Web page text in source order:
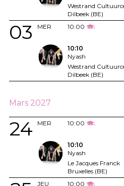
Westrand
Dilbeek (BE)
MER
03 10:00
10:10
Nyash
Westrand
Dilbeek (BE)
Mars 2027
MER
24 10:00
10:10
Nyash
Le Jacques Franck
Bruxelles (BE)
JEU
10:00